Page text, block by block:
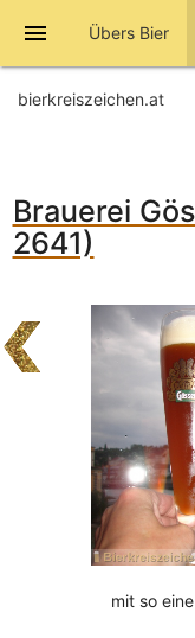
menu Übers Bier
bierkreiszeichen.at
Brauerei
2641)
mit so